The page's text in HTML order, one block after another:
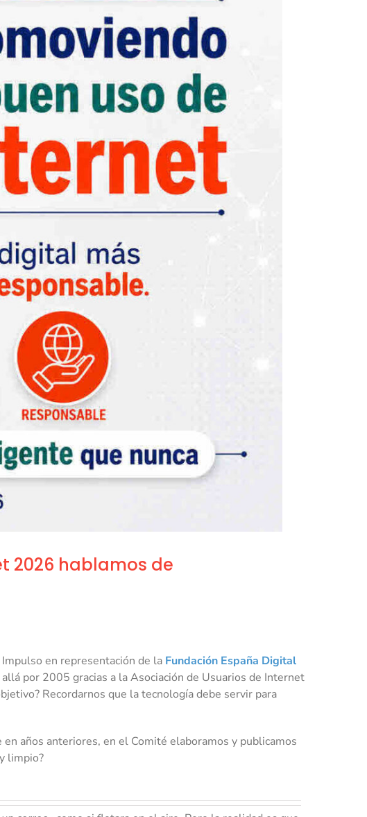
2026 hablamos de
en representación de la Fundación España Digital
por 2005 gracias a la Asociación de Usuarios de Internet
Recordarnos que la tecnología debe servir para
años anteriores, en el Comité elaboramos y publicamos
limpio?